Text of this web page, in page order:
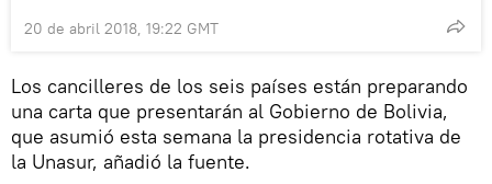
20 de abril 2018, 19:22 GMT
Los cancilleres de los seis países están preparando
una carta que presentarán al Gobierno de Bolivia,
que asumió esta semana la presidencia rotativa de
la Unasur, añadió la fuente.